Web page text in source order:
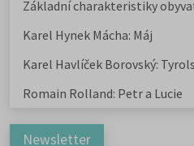
Základní charakteristiky
Karel Hynek Mácha: Máj
Karel Havlíček Borovský:
Romain Rolland: Petr a Lucie
Newsletter